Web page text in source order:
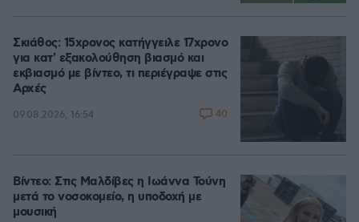
Σκιάθος: 15χρονος κατήγγειλε 17χρονο
για κατ' εξακολούθηση βιασμό και
εκβιασμό με βίντεο, τι περιέγραψε στις
Αρχές
09.08.2026, 16:54 40
Βίντεο: Στις Μαλδίβες η Ιωάννα Τούνη
μετά το νοσοκομείο, η υποδοχή με
μουσική